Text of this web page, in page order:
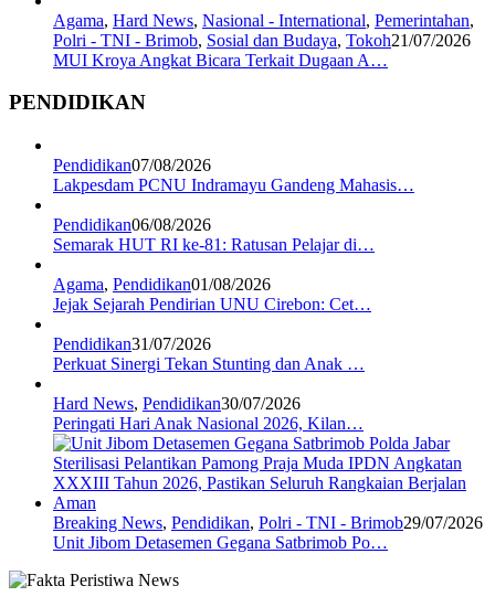
Agama, Hard News, Nasional - International, Pemerintahan,
Polri - TNI - Brimob, Sosial dan Budaya, Tokoh21/07/2026
MUI Kroya Angkat Bicara Terkait Dugaan A…
PENDIDIKAN
Pendidikan07/08/2026
Lakpesdam PCNU Indramayu Gandeng Mahasis…
Pendidikan06/08/2026
Semarak HUT RI ke-81: Ratusan Pelajar di…
Agama, Pendidikan01/08/2026
Jejak Sejarah Pendirian UNU Cirebon: Cet…
Pendidikan31/07/2026
Perkuat Sinergi Tekan Stunting dan Anak …
Hard News, Pendidikan30/07/2026
Peringati Hari Anak Nasional 2026, Kilan…
Breaking News, Pendidikan, Polri - TNI - Brimob29/07/2026
Unit Jibom Detasemen Gegana Satbrimob Po…